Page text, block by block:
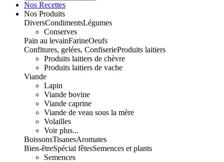
Nos Recettes
Nos Produits
DiversCondimentsLégumes
Conserves
Pain au levainFarineOeufs
Confitures, gelées, ConfiserieProduits laitiers
Produits laitiers de chèvre
Produits laitiers de vache
Viande
Lapin
Viande bovine
Viande caprine
Viande de veau sous la mère
Volailles
Voir plus...
BoissonsTisanesAromates
Bien-êtreSpécial fêtesSemences et plants
Semences